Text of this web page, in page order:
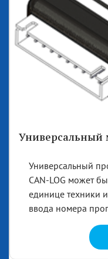
Универсальный
Универсальный
CAN-LOG может
единице техники
ввода номера